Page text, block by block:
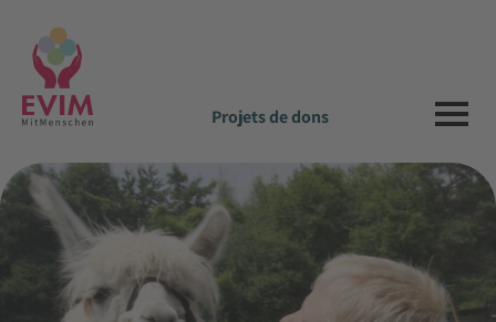
Projets de dons
animalier_Cool